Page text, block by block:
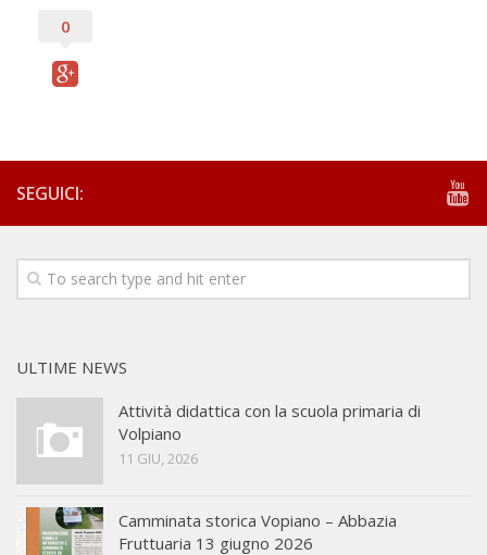
Tesi
Pubblicazioni
Video
Rassegna stampa
Adesioni
0
SEGUICI:
ULTIME NEWS
Attività didattica con la scuola primaria di
Volpiano
11 GIU, 2026
Camminata storica Vopiano – Abbazia
Fruttuaria 13 giugno 2026